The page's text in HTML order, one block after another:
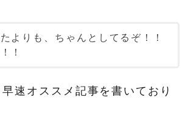
よりも、ちゃんとしてるぞ！！
！
速オススメ記事を書いており